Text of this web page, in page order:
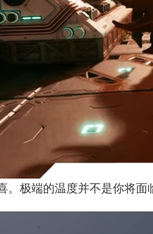
。极端的温度并不是你将